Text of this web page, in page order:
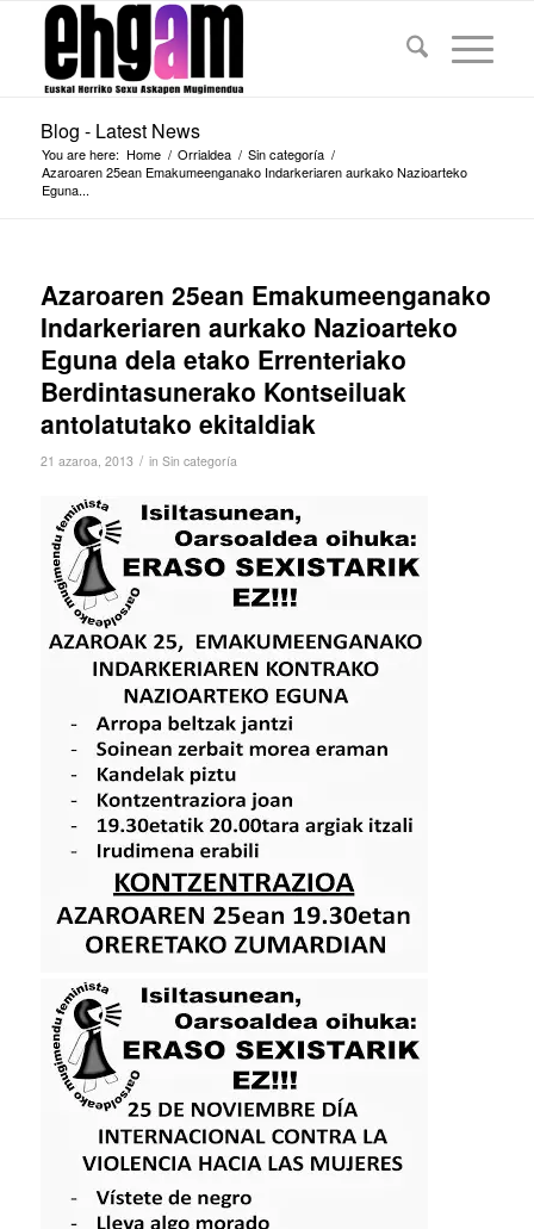
Blog - Latest News
You are here: Home / Orrialdea / Sin categoría /
Azaroaren 25ean Emakumeenganako Indarkeriaren aurkako Nazioarteko
Eguna...
Azaroaren 25ean Emakumeenganako
Indarkeriaren aurkako Nazioarteko
Eguna dela etako Errenteriako
Berdintasunerako Kontseiluak
antolatutako ekitaldiak
21 azaroa, 2013 / in Sin categoría